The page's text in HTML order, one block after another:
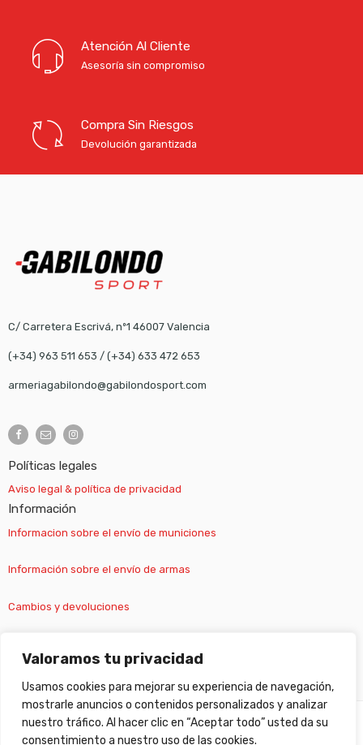
Valoramos tu privacidad
Usamos cookies para mejorar su experiencia de navegación,
mostrarle anuncios o contenidos personalizados y analizar
nuestro tráfico. Al hacer clic en “Aceptar todo” usted da su
consentimiento a nuestro uso de las cookies.
Atención Al Cliente
Asesoría sin compromiso
Compra Sin Riesgos
Devolución garantizada
C/ Carretera Escrivá, nº1 46007 Valencia
(+34) 963 511 653 / (+34) 633 472 653
armeriagabilondo@gabilondosport.com
Políticas legales
Aviso legal & política de privacidad
Información
Informacion sobre el envío de municiones
Información sobre el envío de armas
Cambios y devoluciones
Suscripción newsletter
© Gabilondo sport - All Right reserved!